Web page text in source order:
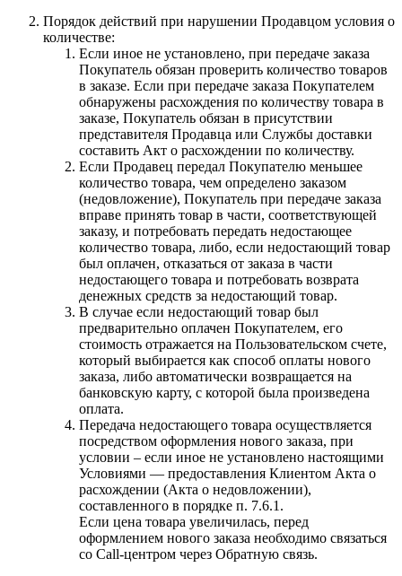
Порядок действий при нарушении Продавцом условия о
количестве:
Если иное не установлено, при передаче заказа
Покупатель обязан проверить количество товаров
в заказе. Если при передаче заказа Покупателем
обнаружены расхождения по количеству товара в
заказе, Покупатель обязан в присутствии
представителя Продавца или Службы доставки
составить Акт о расхождении по количеству.
Если Продавец передал Покупателю меньшее
количество товара, чем определено заказом
(недовложение), Покупатель при передаче заказа
вправе принять товар в части, соответствующей
заказу, и потребовать передать недостающее
количество товара, либо, если недостающий товар
был оплачен, отказаться от заказа в части
недостающего товара и потребовать возврата
денежных средств за недостающий товар.
В случае если недостающий товар был
предварительно оплачен Покупателем, его
стоимость отражается на Пользовательском счете,
который выбирается как способ оплаты нового
заказа, либо автоматически возвращается на
банковскую карту, с которой была произведена
оплата.
Передача недостающего товара осуществляется
посредством оформления нового заказа, при
условии – если иное не установлено настоящими
Условиями — предоставления Клиентом Акта о
расхождении (Акта о недовложении),
составленного в порядке п. 7.6.1.
Если цена товара увеличилась, перед
оформлением нового заказа необходимо связаться
со Call-центром через Обратную связь.